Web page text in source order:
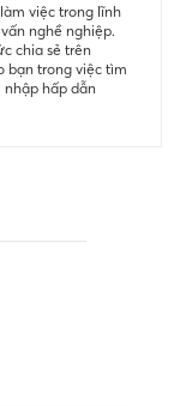
việc trong lĩnh
nghề nghiệp.
chia sẻ trên
bạn trong việc tìm
hấp dẫn